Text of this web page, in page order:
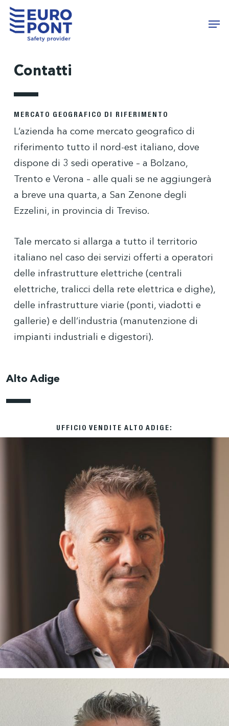
Skip
Contatti
MERCATO GEOGRAFICO DI RIFERIMENTO
L’azienda ha come mercato geografico di
riferimento tutto il nord-est italiano, dove
dispone di 3 sedi operative – a Bolzano,
Trento e Verona – alle quali se ne aggiungerà
a breve una quarta, a San Zenone degli
Ezzelini, in provincia di Treviso.
Tale mercato si allarga a tutto il territorio
italiano nel caso dei servizi offerti a operatori
delle infrastrutture elettriche (centrali
elettriche, tralicci della rete elettrica e dighe),
delle infrastrutture viarie (ponti, viadotti e
gallerie) e dell’industria (manutenzione di
impianti industriali e digestori).
Alto Adige
UFFICIO VENDITE ALTO ADIGE: